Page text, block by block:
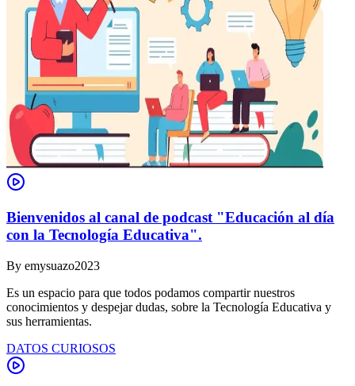
Bienvenidos al canal de podcast "Educación al día
con la Tecnología Educativa".
By emysuazo2023
Es un espacio para que todos podamos compartir nuestros
conocimientos y despejar dudas, sobre la Tecnología Educativa y
sus herramientas.
DATOS CURIOSOS